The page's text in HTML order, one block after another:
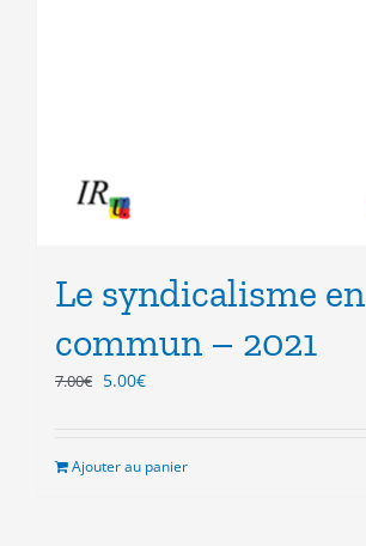
Le syndicalisme en
commun – 2021
7.00€ Le
5.00€Le
est :
Ajouter au panier